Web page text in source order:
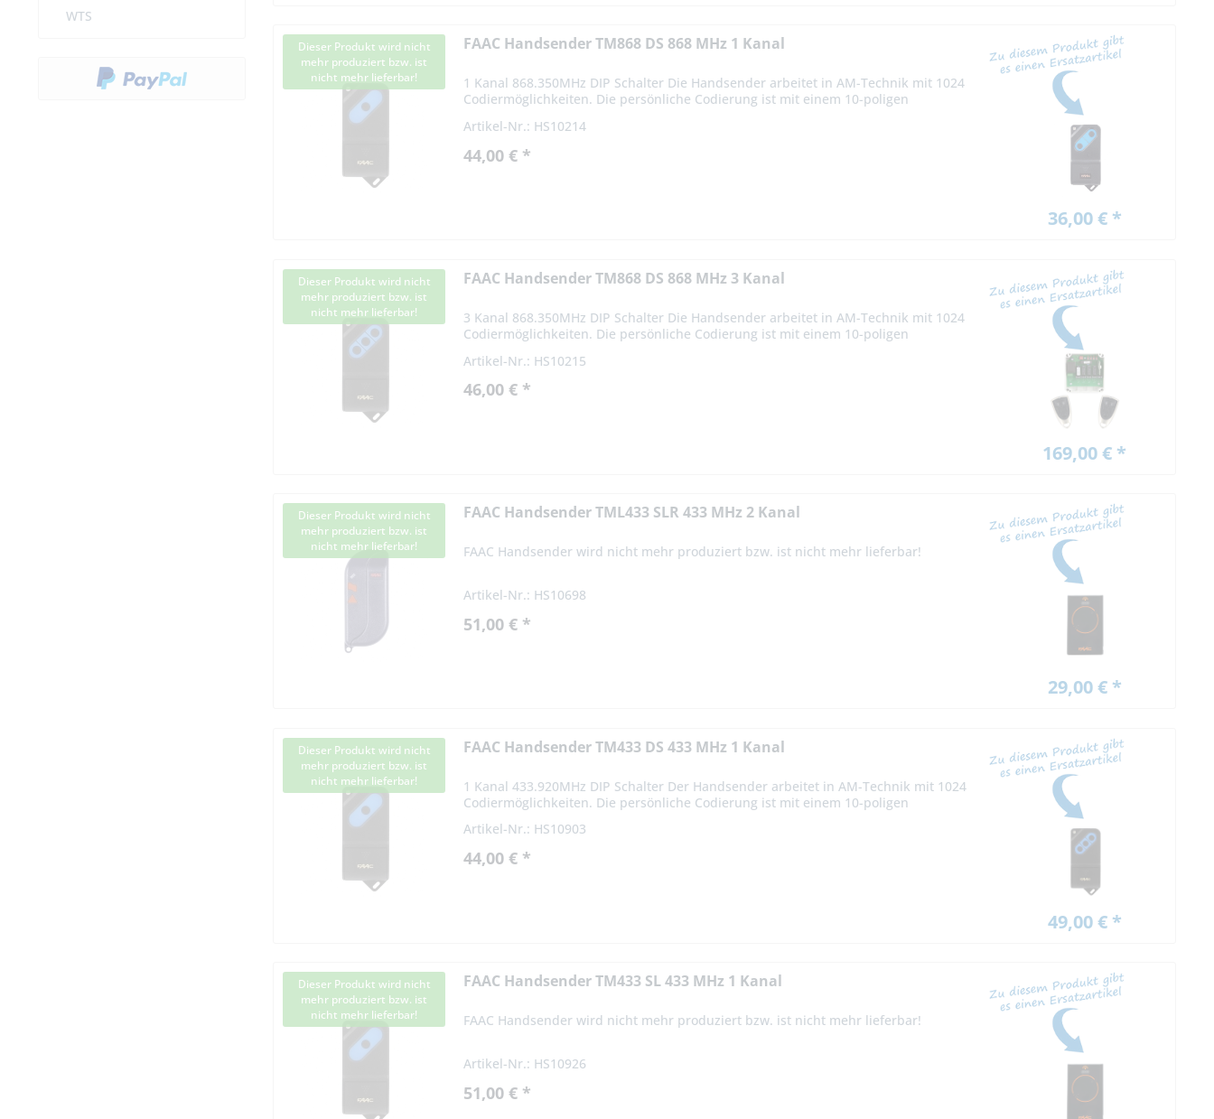
WTS
Dieser Produkt wird nicht
mehr produziert bzw. ist
nicht mehr lieferbar!
FAAC Handsender TM868 DS 868 MHz 1 Kanal
1 Kanal 868.350MHz DIP Schalter Die Handsender arbeitet in AM-Technik mit 1024
Codiermöglichkeiten. Die persönliche Codierung ist mit einem 10-poligen
Artikel-Nr.: HS10214
44,00 € *
36,00 € *
Dieser Produkt wird nicht
mehr produziert bzw. ist
nicht mehr lieferbar!
FAAC Handsender TM868 DS 868 MHz 3 Kanal
3 Kanal 868.350MHz DIP Schalter Die Handsender arbeitet in AM-Technik mit 1024
Codiermöglichkeiten. Die persönliche Codierung ist mit einem 10-poligen
Artikel-Nr.: HS10215
46,00 € *
169,00 € *
Dieser Produkt wird nicht
mehr produziert bzw. ist
nicht mehr lieferbar!
FAAC Handsender TML433 SLR 433 MHz 2 Kanal
FAAC Handsender wird nicht mehr produziert bzw. ist nicht mehr lieferbar!
Artikel-Nr.: HS10698
51,00 € *
29,00 € *
Dieser Produkt wird nicht
mehr produziert bzw. ist
nicht mehr lieferbar!
FAAC Handsender TM433 DS 433 MHz 1 Kanal
1 Kanal 433.920MHz DIP Schalter Der Handsender arbeitet in AM-Technik mit 1024
Codiermöglichkeiten. Die persönliche Codierung ist mit einem 10-poligen
Artikel-Nr.: HS10903
44,00 € *
49,00 € *
Dieser Produkt wird nicht
mehr produziert bzw. ist
nicht mehr lieferbar!
FAAC Handsender TM433 SL 433 MHz 1 Kanal
FAAC Handsender wird nicht mehr produziert bzw. ist nicht mehr lieferbar!
Artikel-Nr.: HS10926
51,00 € *